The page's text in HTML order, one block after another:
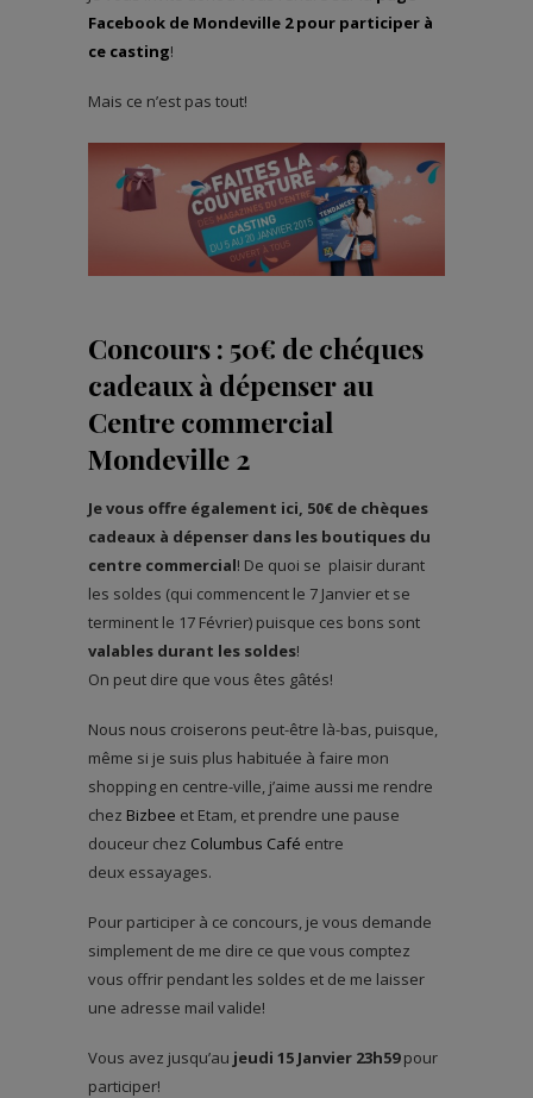
Facebook de Mondeville 2 pour participer à
ce casting!
Mais ce n’est pas tout!
Concours : 50€ de chéques
cadeaux à dépenser au
Centre commercial
Mondeville 2
Je vous offre également ici, 50€ de chèques
cadeaux à dépenser dans les boutiques du
centre commercial! De quoi se plaisir durant
les soldes (qui commencent le 7 Janvier et se
terminent le 17 Février) puisque ces bons sont
valables durant les soldes!
On peut dire que vous êtes gâtés!
Nous nous croiserons peut-être là-bas, puisque,
même si je suis plus habituée à faire mon
shopping en centre-ville, j’aime aussi me rendre
chez Bizbee et Etam, et prendre une pause
douceur chez Columbus Café entre
deux essayages.
Pour participer à ce concours, je vous demande
simplement de me dire ce que vous comptez
vous offrir pendant les soldes et de me laisser
une adresse mail valide!
Vous avez jusqu’au jeudi 15 Janvier 23h59pour
participer!